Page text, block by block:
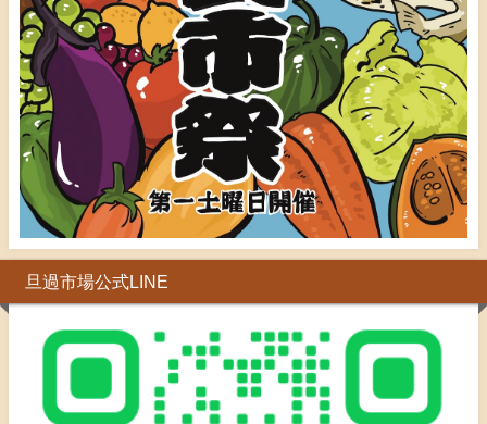
旦過市場公式LINE